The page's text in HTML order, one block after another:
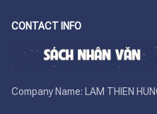
CONTACT INFO
Company Name: LAM THIEN